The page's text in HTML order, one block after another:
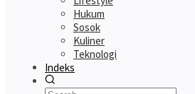
Hukum
Sosok
Kuliner
Teknologi
Indeks